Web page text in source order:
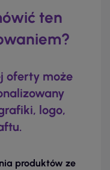
ten
oferty może
logo,
produktów ze